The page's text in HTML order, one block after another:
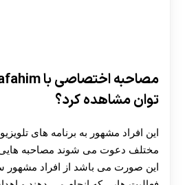
توان مشاهده کرد؟
این افراد مشهور به برنامه های
مختلف دعوت می شوند مصاحبه
این صورت می باشد از افراد مشهور